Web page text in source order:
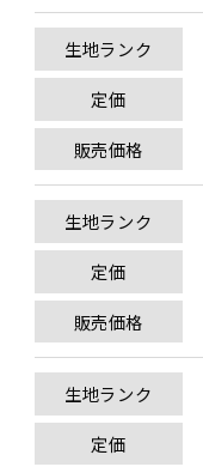
生地ランク
定価
販売価格
生地ランク
定価
販売価格
生地ランク
定価